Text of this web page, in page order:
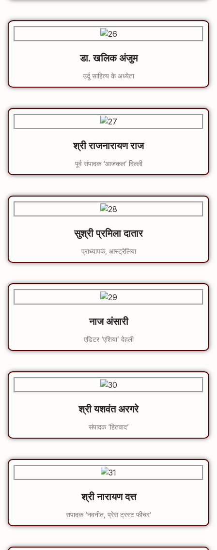
डा. खलिक अंजुम
उर्दू साहित्य के अध्येता
श्री राजनारायण राज
पूर्व संपादक ‘आजकल’ दिल्ली
सुश्री प्रमिला दातार
प्राध्यापक, आस्ट्रेलिया
नाज अंसारी
एडिटर ‘एशिया’ देहली
श्री यशवंत अरगरे
संपादक ‘हितवाद’
श्री नारायण दत्त
संपादक ‘नवनीत, प्रेस ट्रस्ट फीचर’